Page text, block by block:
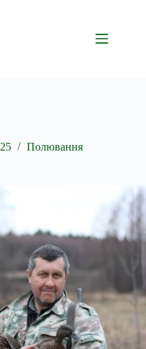
Полювання